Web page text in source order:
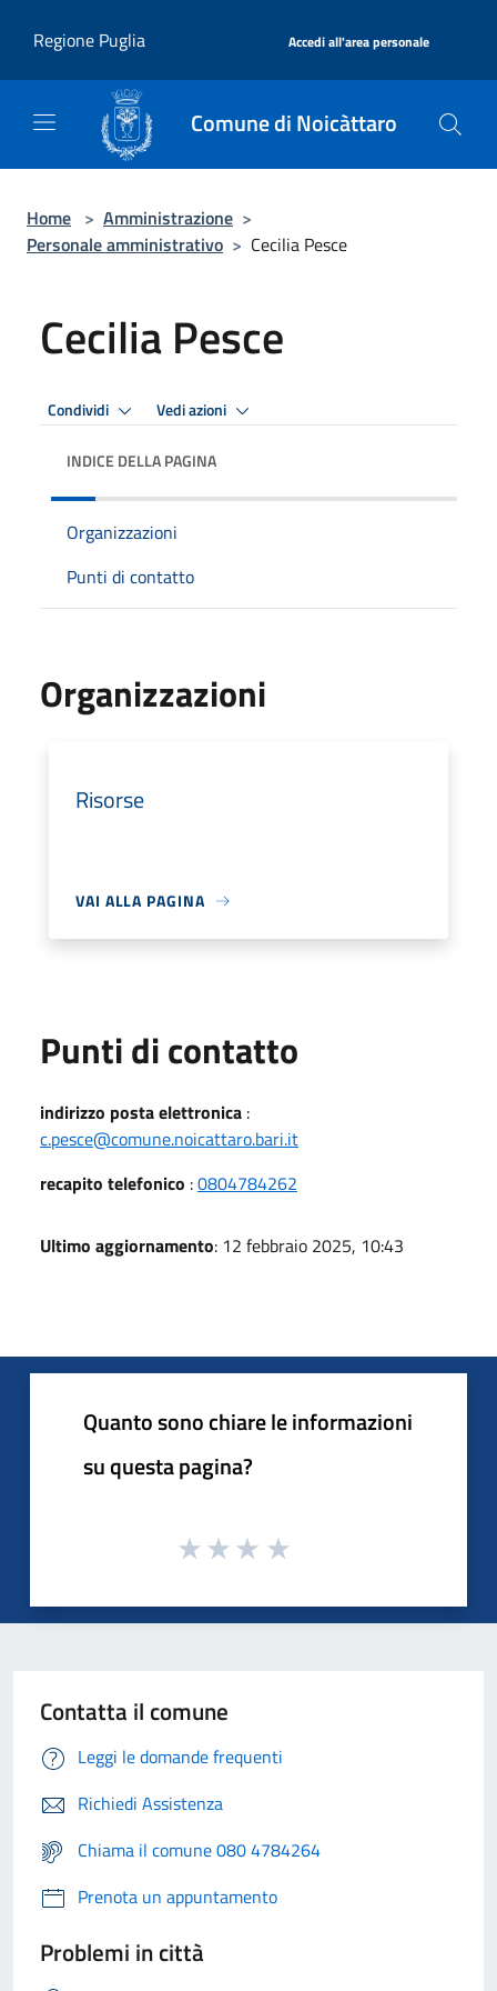
Regione Puglia
Accedi all'area personale
Comune di Noicàttaro
Home > Amministrazione >
Personale amministrativo > Cecilia Pesce
Cecilia Pesce
Condividi Vedi azioni
INDICE DELLA PAGINA
Organizzazioni
Punti di contatto
Organizzazioni
Risorse
VAI ALLA PAGINA
Punti di contatto
indirizzo posta elettronica :
c.pesce@comune.noicattaro.bari.it
recapito telefonico :0804784262
Ultimo aggiornamento: 12 febbraio 2025, 10:43
Quanto sono chiare le informazioni
su questa pagina?
Contatta il comune
Leggi le domande frequenti
Richiedi Assistenza
Chiama il comune 080 4784264
Prenota un appuntamento
Problemi in città